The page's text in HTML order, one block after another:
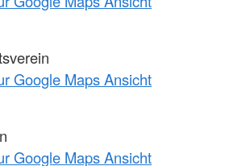
Google Maps Ansicht
Google Maps Ansicht